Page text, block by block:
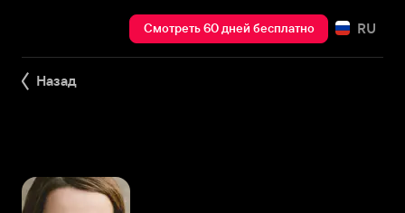
Смотреть 60 дней бесплатно RU
Назад